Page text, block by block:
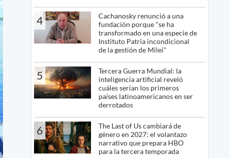
4
Cachanosky renunció a una
fundación porque "se ha
transformado en una especie de
Instituto Patria incondicional
de la gestión de Milei"
5
Tercera Guerra Mundial: la
inteligencia artificial reveló
cuáles serían los primeros
países latinoamericanos en ser
derrotados
6
The Last of Us cambiará de
género en 2027: el volantazo
narrativo que prepara HBO
para la tercera temporada